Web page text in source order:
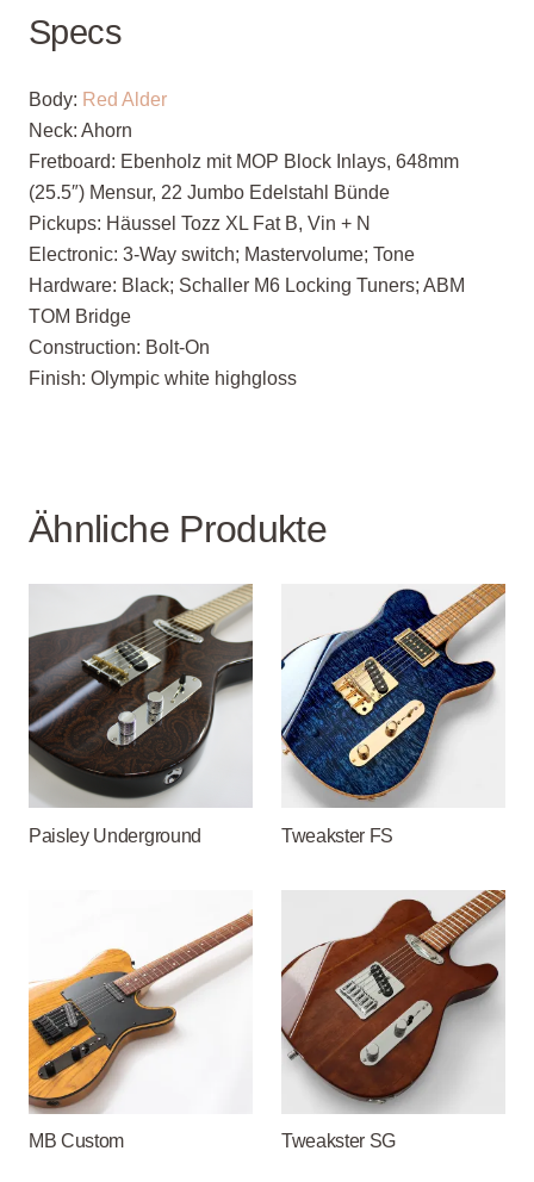
Specs
Body: Red Alder
Neck: Ahorn
Fretboard: Ebenholz mit MOP Block Inlays, 648mm
(25.5″) Mensur, 22 Jumbo Edelstahl Bünde
Pickups: Häussel Tozz XL Fat B, Vin + N
Electronic: 3-Way switch; Mastervolume; Tone
Hardware: Black; Schaller M6 Locking Tuners; ABM
TOM Bridge
Construction: Bolt-On
Finish: Olympic white highgloss
Ähnliche Produkte
Paisley Underground Tweakster FS
MB Custom Tweakster SG